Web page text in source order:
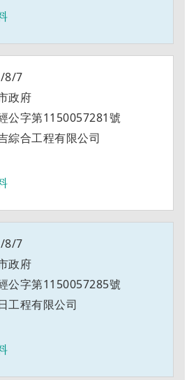
8/7
政府
公字第1150057281號
綜合工程有限公司
8/7
政府
公字第1150057285號
工程有限公司